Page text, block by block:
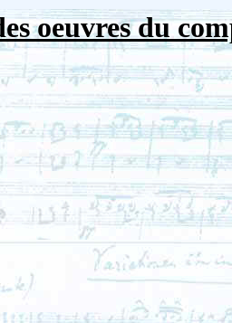
oeuvres du